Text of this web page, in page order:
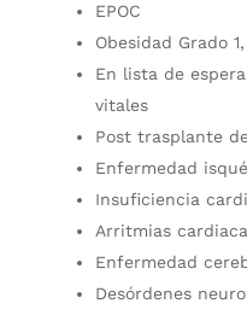
EPOC
Obesidad Grado
En lista de
vitales
Post trasplante
Enfermedad
Insuficiencia
Arritmias
Enfermedad
Desórdenes